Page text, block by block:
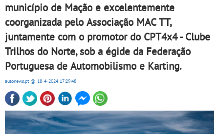
município de Mação e excelentemente
coorganizada pelo Associação MAC TT,
juntamente com o promotor do CPT4x4 - Clube
Trilhos do Norte, sob a égide da Federação
Portuguesa de Automobilismo e Karting.
autonews.pt @ 18-4-202417:29:48